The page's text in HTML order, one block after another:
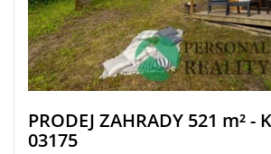
PRODEJ ZAHRADY 521 m²-
03175